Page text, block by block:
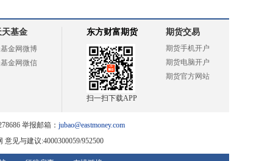
天基金
金网微博
金网微信
东方财富期货
扫一扫下载APP
期货交易
期货手机开户
期货电脑开户
期货官方网站
举报邮箱： jubao@eastmoney.com
意见与建议:4000300059/952500